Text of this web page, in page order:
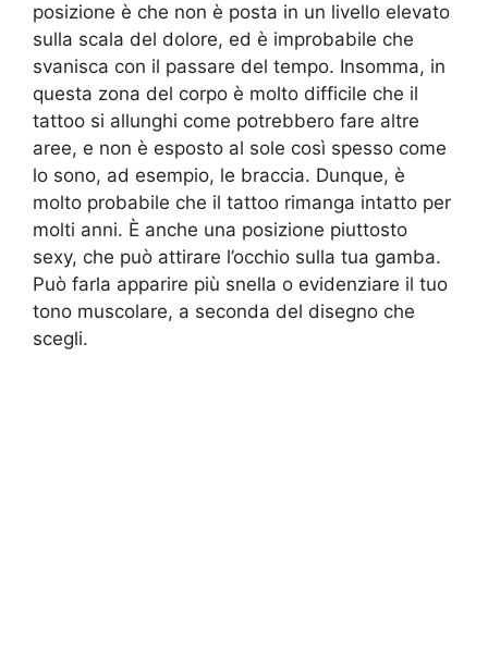
posizione è che non è posta in un livello elevato
sulla scala del dolore, ed è improbabile che
svanisca con il passare del tempo. Insomma, in
questa zona del corpo è molto difficile che il
tattoo si allunghi come potrebbero fare altre
aree, e non è esposto al sole così spesso come
lo sono, ad esempio, le braccia. Dunque, è
molto probabile che il tattoo rimanga intatto per
molti anni. È anche una posizione piuttosto
sexy, che può attirare l’occhio sulla tua gamba.
Può farla apparire più snella o evidenziare il tuo
tono muscolare, a seconda del disegno che
scegli.